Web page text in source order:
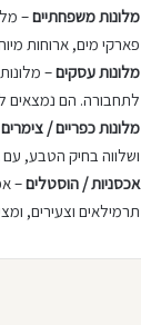
מלונות משפחתיים–
פארקי מים, ארוחות
מלונות עסקים–
לתחבורה. הם נמצאים
מלונות כפריים / צימרים
ושלווה בחיק הטבע, עם
אכסניות / הוסטלים–
תרמילאים וצעירים,